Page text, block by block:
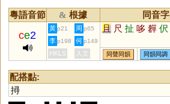
粵語音節 & 根據 同音字
ce2
黃 p21 周 p65 且 尺 扯 哆 奲 伬
李 p198 何 p149
HKLS 人文 同聲同韻 同韻同調
配搭點:
撏